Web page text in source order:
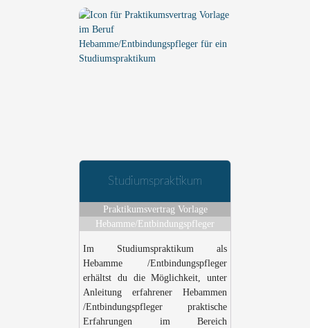
Studiumspraktikum
Praktikumsvertrag Vorlage
Hebamme/Entbindungspfleger
Im Studiumspraktikum als
Hebamme /Entbindungspfleger
erhältst du die Möglichkeit, unter
Anleitung erfahrener Hebammen
/Entbindungspfleger praktische
Erfahrungen im Bereich